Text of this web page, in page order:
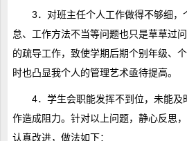
3．对班主任个人工作做得不够细，
怠、工作方法不当等问题也只是草草过
的疏导工作，致使学期后期个别年级、
时也凸显我个人的管理艺术亟待提高。
4．学生会职能发挥不到位，未能及
作造成阻力。针对以上问题，静心反思
认真改进，做法如下：